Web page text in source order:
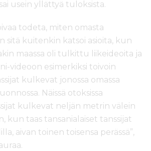
usein yllättyä tuloksista.
todeta, miten omasta
sitä kuitenkin katsoi asioita, kun
maassa oli tulkittu liikeideoita ja
videoon esimerkiksi toivoin
kulkevat jonossa omassa
Näissä otoksissa
kulkevat neljän metrin välein
kun taas tansanialaiset tanssijat
aivan toinen toisensa perässä”,